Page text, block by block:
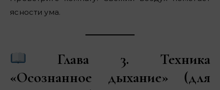
ясности ума.
Глава 3. Техника
«Осознанное дыхание» (для